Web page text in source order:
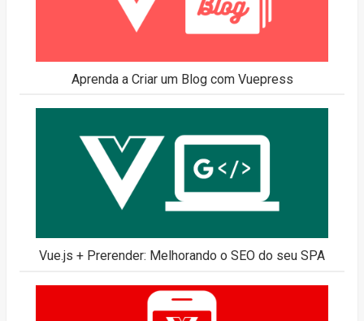
Aprenda a Criar um Blog com Vuepress
Vue.js + Prerender: Melhorando o SEO do seu SPA